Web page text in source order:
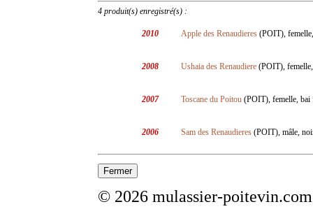
4 produit(s) enregistré(s) :
2010 Apple des Renaudieres (POIT),
2008 Ushaia des Renaudiere (POIT),
2007 Toscane du Poitou (POIT), femelle, bai
2006 Sam des Renaudieres (POIT), mâle,
© 2026 mulassier-